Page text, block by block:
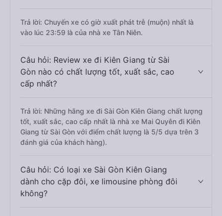
Trả lời: Chuyến xe có giờ xuất phát trễ (muộn) nhất là
vào lúc 23:59 là của nhà xe Tân Niên.
Câu hỏi: Review xe đi Kiên Giang từ Sài
Gòn nào có chất lượng tốt, xuất sắc, cao
cấp nhất?
Trả lời: Những hãng xe đi Sài Gòn Kiên Giang chất lượng
tốt, xuất sắc, cao cấp nhất là nhà xe Mai Quyên đi Kiên
Giang từ Sài Gòn với điểm chất lượng là 5/5 dựa trên 3
đánh giá của khách hàng).
Câu hỏi: Có loại xe Sài Gòn Kiên Giang
dành cho cặp đôi, xe limousine phòng đôi
không?